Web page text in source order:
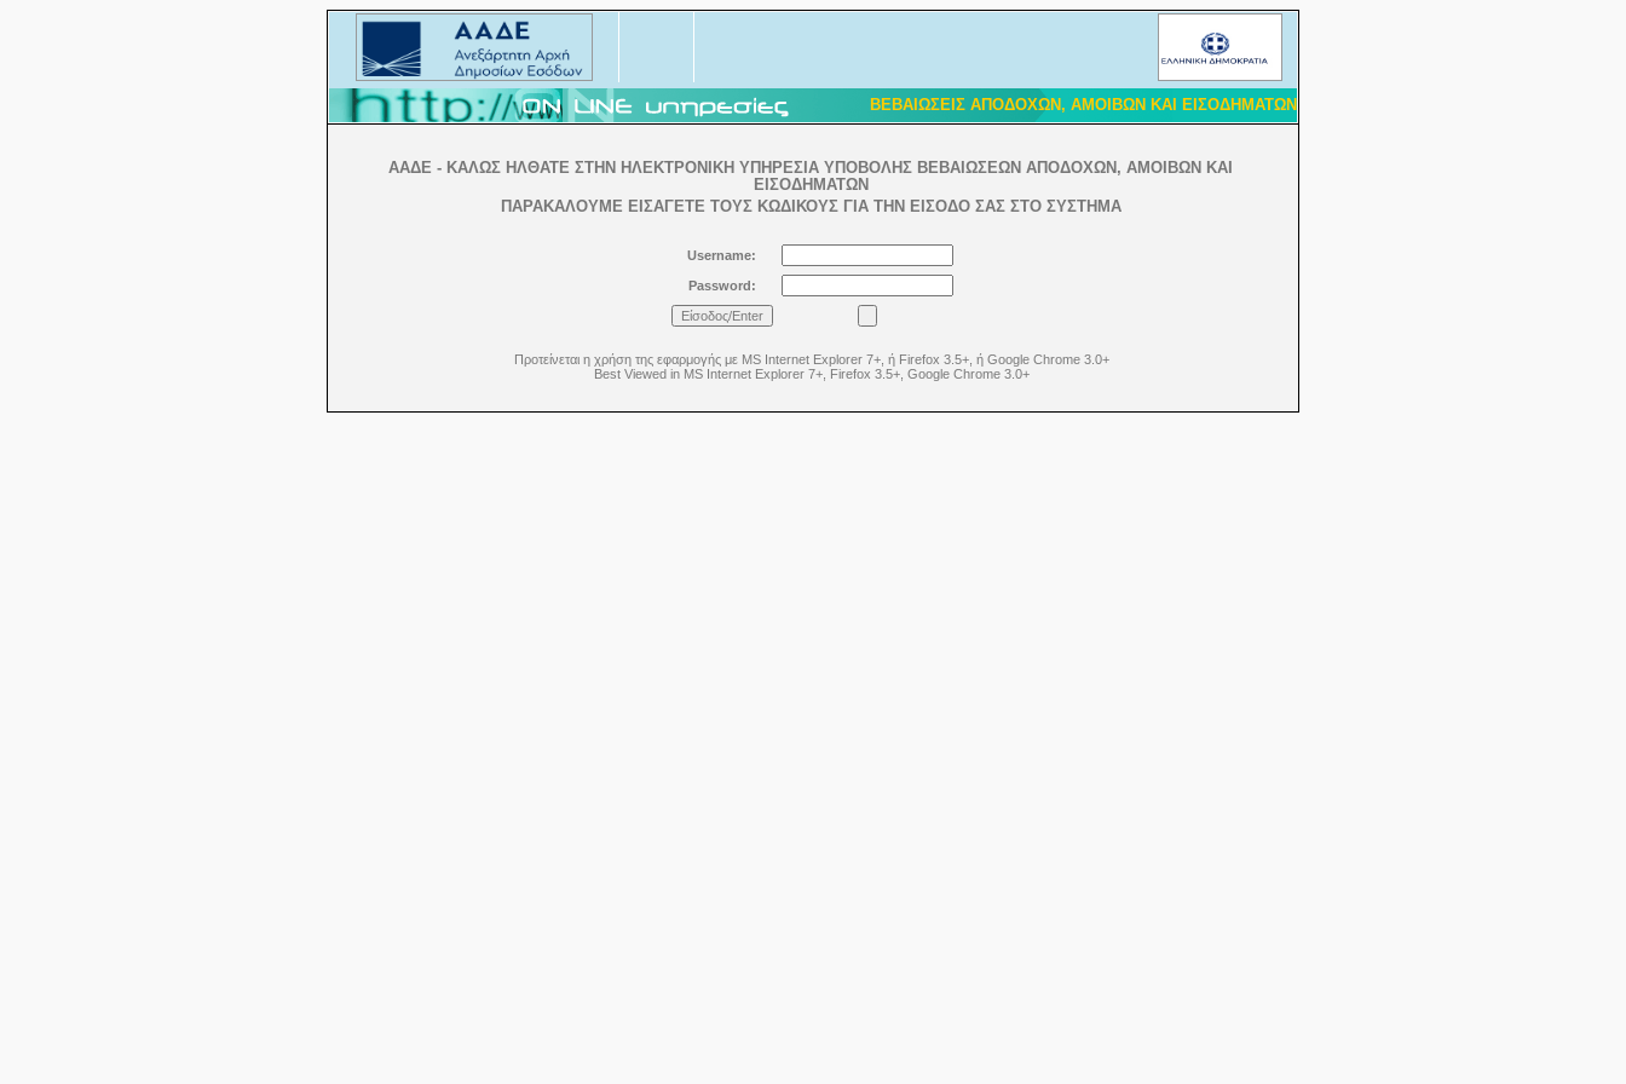
ΒΕΒΑΙΩΣΕΙΣ ΑΠΟΔΟΧΩΝ, ΑΜΟΙΒΩΝ ΚΑΙ ΕΙΣΟΔΗΜΑΤΩΝ
ΑΑΔΕ - ΚΑΛΩΣ ΗΛΘΑΤΕ ΣΤΗΝ ΗΛΕΚΤΡΟΝΙΚΗ ΥΠΗΡΕΣΙΑ ΥΠΟΒΟΛΗΣ ΒΕΒΑΙΩΣΕΩΝ ΑΠΟΔΟΧΩΝ, ΑΜΟΙΒΩΝ ΚΑΙ
ΕΙΣΟΔΗΜΑΤΩΝ
ΠΑΡΑΚΑΛΟΥΜΕ ΕΙΣΑΓΕΤΕ ΤΟΥΣ ΚΩΔΙΚΟΥΣ ΓΙΑ ΤΗΝ ΕΙΣΟΔΟ ΣΑΣ ΣΤΟ ΣΥΣΤΗΜΑ
Username:
Password:
Προτείνεται η χρήση της εφαρμογής με MS Internet Explorer 7+, ή Firefox 3.5+, ή Google Chrome 3.0+
Best Viewed in MS Internet Explorer 7+, Firefox 3.5+, Google Chrome 3.0+